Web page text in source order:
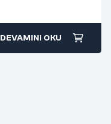
DEVAMINI OKU